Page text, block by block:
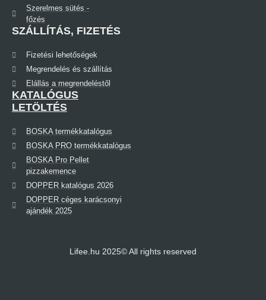
Szerelmes sütés -
főzés
SZÁLLÍTÁS, FIZETÉS
Fizetési lehetőségek
Megrendelés és szállítás
Elállás a megrendeléstől
KATALÓGUS
LETÖLTÉS
BOSKA termékkatalógus
BOSKA PRO termékkatalógus
BOSKA Pro Pellet
pizzakemence
DOPPER katalógus 2026
DOPPER céges karácsonyi
ajándék 2025
Lifee.hu 2025© All rights reserved